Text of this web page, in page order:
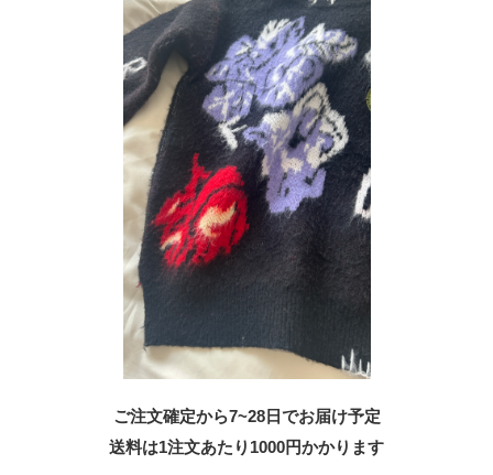
ご注文確定から7~28日でお届け予定
送料は1注文あたり 1000円かかります